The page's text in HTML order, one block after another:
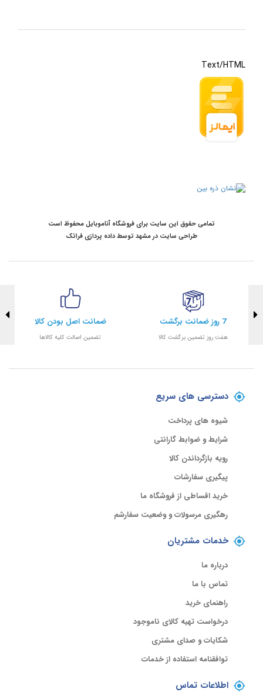
Text/HTML
تمامی حقوق این سایت برای فروشگاه آناموبایل محفوظ است
طراحی سایت در مشهد توسطداده پردازی فراتک
7 روز ضمانت برگشت
هفت روز تضمین برگشت کالا
ضمانت اصل بودن کالا
تضمین اصالت کلیه کالاها
دسترسی های سریع
شیوه های پرداخت
شرایط و ضوابط گارانتی
رویه بازگرداندن کالا
پیگیری سفارشات
خرید اقساطی از فروشگاه ما
رهگیری مرسولات و وضعیت سفارشم
خدمات مشتریان
درباره ما
تماس با ما
راهنمای خرید
درخواست تهیه کالای ناموجود
شکایات و صدای مشتری
توافقنامه استفاده از خدمات
اطلاعات تماس